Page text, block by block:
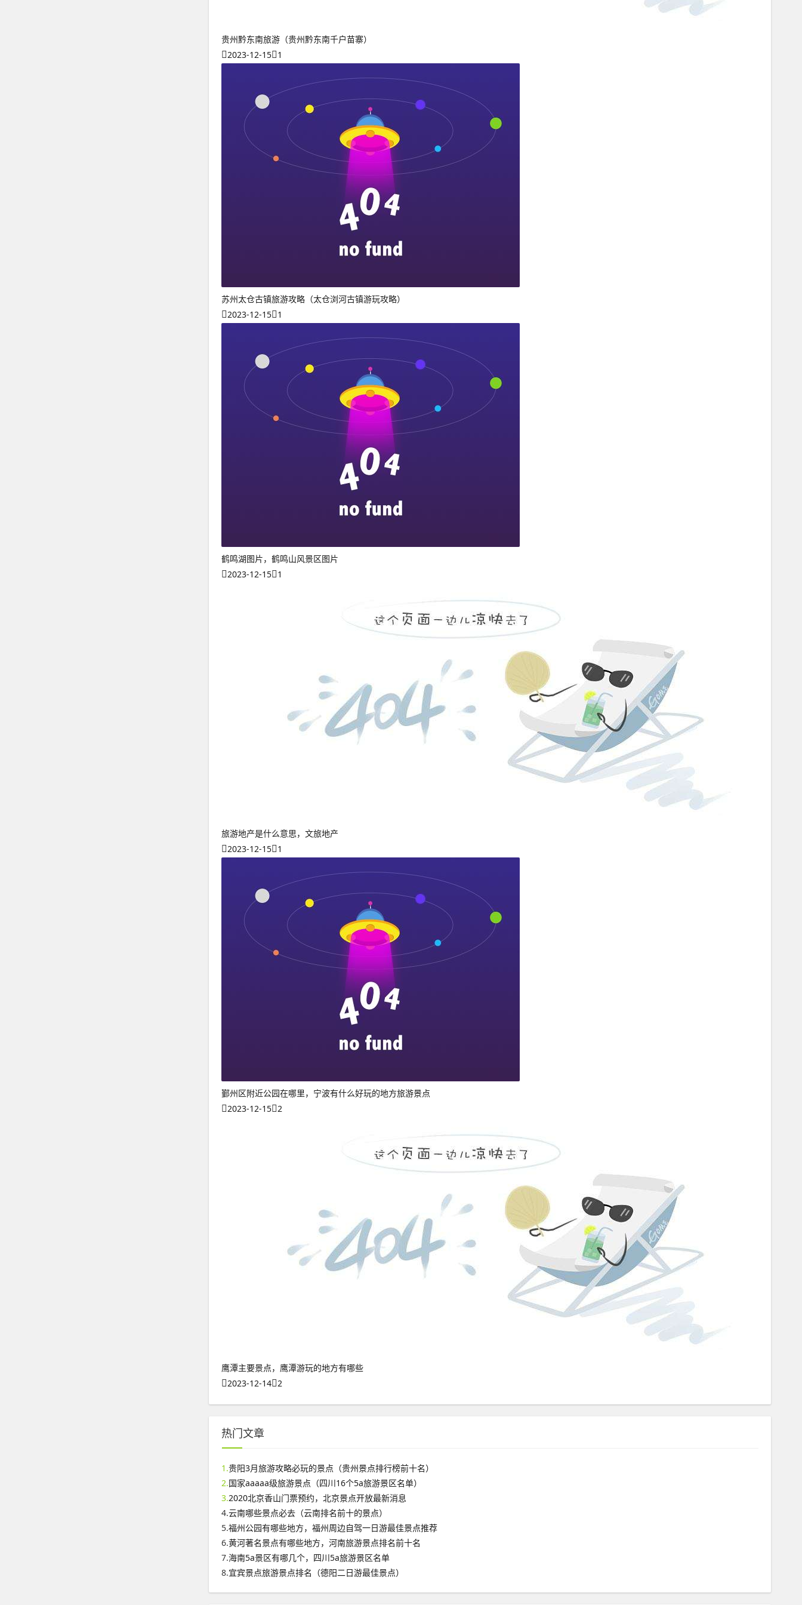
贵州黔东南旅游（贵州黔东南千户苗寨）
2023-12-15 1
苏州太仓古镇旅游攻略（太仓浏河古镇游玩攻略）
2023-12-15 1
鹤鸣湖图片，鹤鸣山风景区图片
2023-12-15 1
旅游地产是什么意思，文旅地产
2023-12-15 1
鄞州区附近公园在哪里，宁波有什么好玩的地方旅游景点
2023-12-15 2
鹰潭主要景点，鹰潭游玩的地方有哪些
2023-12-14 2
热门文章
1.贵阳3月旅游攻略必玩的景点（贵州景点排行榜前十名）
2.国家aaaaa级旅游景点（四川16个5a旅游景区名单）
3.2020北京香山门票预约，北京景点开放最新消息
4.云南哪些景点必去（云南排名前十的景点）
5.福州公园有哪些地方，福州周边自驾一日游最佳景点推荐
6.黄河著名景点有哪些地方，河南旅游景点排名前十名
7.海南5a景区有哪几个，四川5a旅游景区名单
8.宜宾景点旅游景点排名（德阳二日游最佳景点）